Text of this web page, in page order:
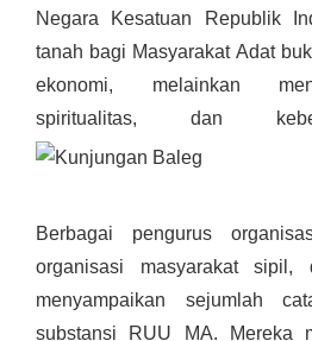
Negara Kesatuan Republik
tanah bagi Masyarakat Adat
ekonomi, melainkan
spiritualitas, dan
Berbagai pengurus
organisasi masyarakat sipil,
menyampaikan sejumlah
substansi RUU MA. Mereka